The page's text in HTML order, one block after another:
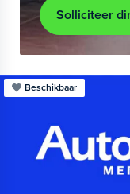
Solliciteer
Beschikbaar